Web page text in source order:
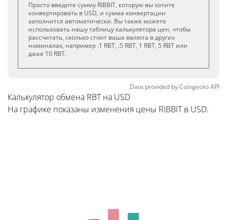
Просто введите сумму RIBBIT, которую вы хотите
конвертировать в USD, и сумма конвертации
заполнится автоматически. Вы также можете
использовать нашу таблицу калькулятора цен, чтобы
рассчитать, сколько стоит ваша валюта в других
номиналах, например .1 RBT, .5 RBT, 1 RBT, 5 RBT или
даже 10 RBT.
Data provided byCoingeckoAPI
Калькулятор обмена RBT на USD
На графике показаны изменения цены RIBBIT в USD.